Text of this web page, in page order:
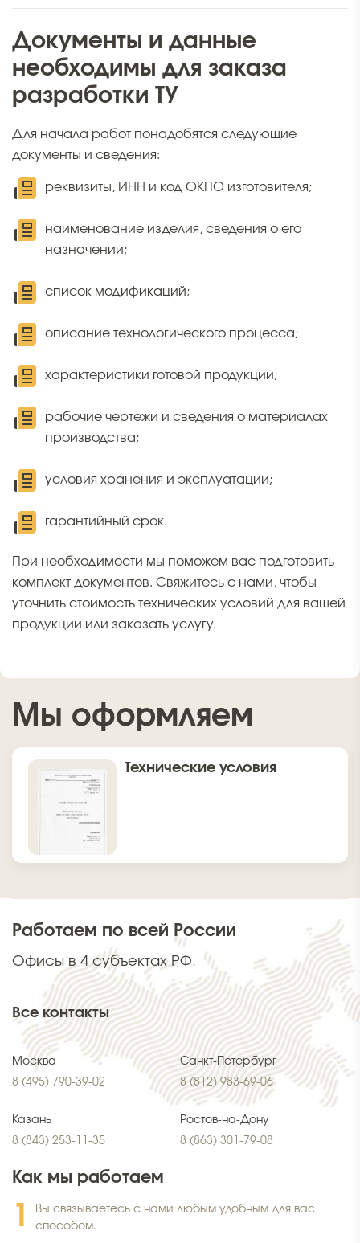
Документы и данные
необходимы для заказа
разработки ТУ
Для начала работ понадобятся следующие
документы и сведения:
реквизиты, ИНН и код ОКПО изготовителя;
наименование изделия, сведения о его
назначении;
список модификаций;
описание технологического процесса;
характеристики готовой продукции;
рабочие чертежи и сведения о материалах
производства;
условия хранения и эксплуатации;
гарантийный срок.
При необходимости мы поможем вас подготовить
комплект документов. Свяжитесь с нами, чтобы
уточнить стоимость технических условий для вашей
продукции или заказать услугу.
Мы оформляем
Технические условия
Работаем по всей России
Офисы в 4 субъектах РФ.
Все контакты
Москва
8 (495) 790-39-02
Санкт-Петербург
8 (812) 983-69-06
Казань
8 (843) 253-11-35
Ростов-на-Дону
8 (863) 301-79-08
Как мы работаем
Вы связываетесь с нами любым удобным для вас
способом.